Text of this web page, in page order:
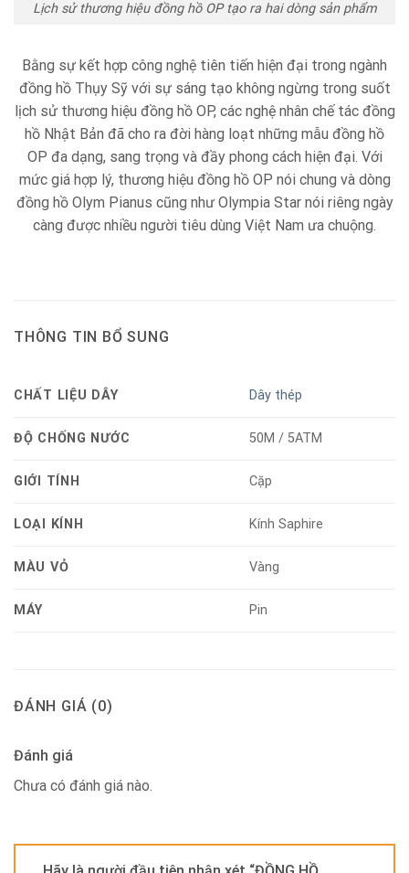
Lịch sử thương hiệu đồng hồ OP tạo ra hai dòng sản phẩm
Bằng sự kết hợp công nghệ tiên tiến hiện đại trong ngành
đồng hồ Thụy Sỹ với sự sáng tạo không ngừng trong suốt
lịch sử thương hiệu đồng hồ OP, các nghệ nhân chế tác đồng
hồ Nhật Bản đã cho ra đời hàng loạt những mẫu đồng hồ
OP đa dạng, sang trọng và đầy phong cách hiện đại. Với
mức giá hợp lý, thương hiệu đồng hồ OP nói chung và dòng
đồng hồ Olym Pianus cũng như Olympia Star nói riêng ngày
càng được nhiều người tiêu dùng Việt Nam ưa chuộng.
THÔNG TIN BỔ SUNG
CHẤT LIỆU DÂY Dây thép
ĐỘ CHỐNG NƯỚC 50M / 5ATM
GIỚI TÍNH Cặp
LOẠI KÍNH Kính Saphire
MÀU VỎ Vàng
MÁY Pin
ĐÁNH GIÁ (0)
Đánh giá
Chưa có đánh giá nào.